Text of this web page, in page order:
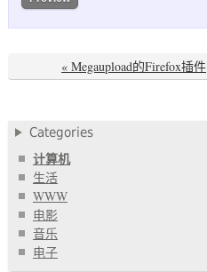
« Megaupload的Firefox插件
Categories
计算机
生活
WWW
电影
音乐
电子